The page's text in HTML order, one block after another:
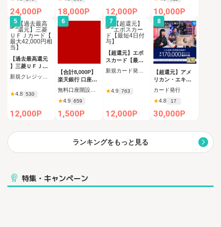
24,000P 18,000P 12,000P 10,000P
5
【過去最高還元
】三菱ＵＦＪカ
ード【最大42,00
0円相当】
★4.8 530
12,000P
6
【合計8,000P】
楽天銀行 口座開
設
★4.9 659
1,500P
7
【超還元】エポ
スカード【最短4
日付与】
★4.9 763
12,000P
8
【超還元】アメ
リカン・エキス
プレス・ビジネ
ス・ゴールド・
カード
カード発行
★4.8 17
30,000P
ランキングをもっと見る
特集・キャンペーン